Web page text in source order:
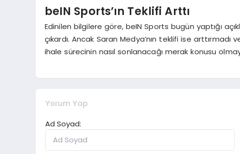
beIN Sports’ın Teklifi Arttı
Edinilen bilgilere göre, beIN Sports bugün yaptığı
çıkardı. Ancak Saran Medya’nın teklifi ise
ihale sürecinin nasıl sonlanacağı merak konusu
Yorum Yap
Ad Soyad: